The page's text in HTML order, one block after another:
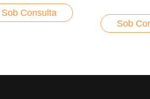
Sob Consulta
Sob